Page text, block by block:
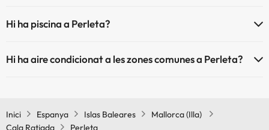
Hi ha piscina a Perleta?
més info sobre la piscina i altres instal·lacions.
Hi ha aire condicionat a les zones comunes a Perleta?
Inici Espanya Islas Baleares
Mallorca (Illa)
Cala Ratjada
Perleta